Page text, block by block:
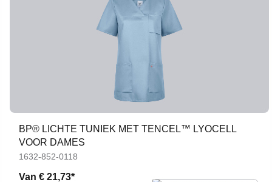
BP® LICHTE TUNIEK MET TENCEL™ LYOCELL
VOOR DAMES
1632-852-0118
Van € 21,73*